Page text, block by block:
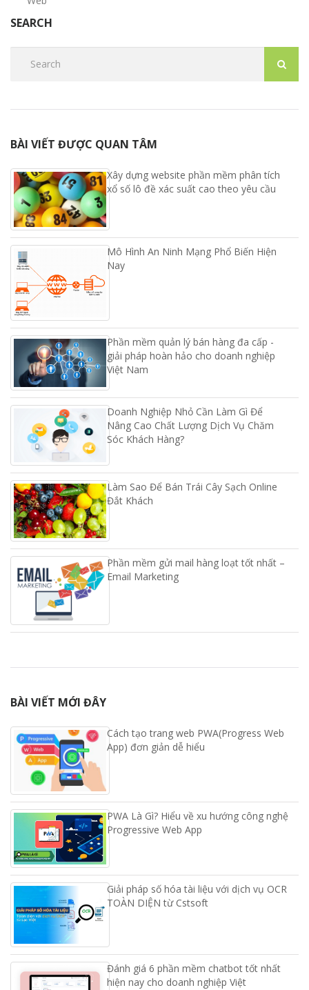
SEARCH
BÀI VIẾT ĐƯỢC QUAN TÂM
Xây dựng website phần mềm phân tích
xổ số lô đề xác suất cao theo yêu cầu
Mô Hình An Ninh Mạng Phổ Biến Hiện
Nay
Phần mềm quản lý bán hàng đa cấp -
giải pháp hoàn hảo cho doanh nghiệp
Việt Nam
Doanh Nghiệp Nhỏ Cần Làm Gì Để
Nâng Cao Chất Lượng Dịch Vụ Chăm
Sóc Khách Hàng?
Làm Sao Để Bán Trái Cây Sạch Online
Đắt Khách
Phần mềm gửi mail hàng loạt tốt nhất –
Email Marketing
BÀI VIẾT MỚI ĐÂY
Cách tạo trang web PWA(Progress Web
App) đơn giản dễ hiểu
PWA Là Gì? Hiểu về xu hướng công nghệ
Progressive Web App
Giải pháp số hóa tài liệu với dịch vụ OCR
TOÀN DIỆN từ Cstsoft
Đánh giá 6 phần mềm chatbot tốt nhất
hiện nay cho doanh nghiệp Việt